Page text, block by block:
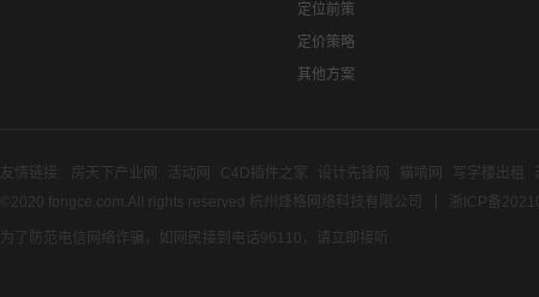
定位前策
定价策略
其他方案
友情链接: 房天下产业网 活动网 C4D插件之家 设计先锋网 猫啃网 写字楼出租
©2020 fongce.com.All rights reserved 杭州烽格网络科技有限公司
浙ICP备
为了防范电信网络诈骗，如网民接到电话96110，请立即接听